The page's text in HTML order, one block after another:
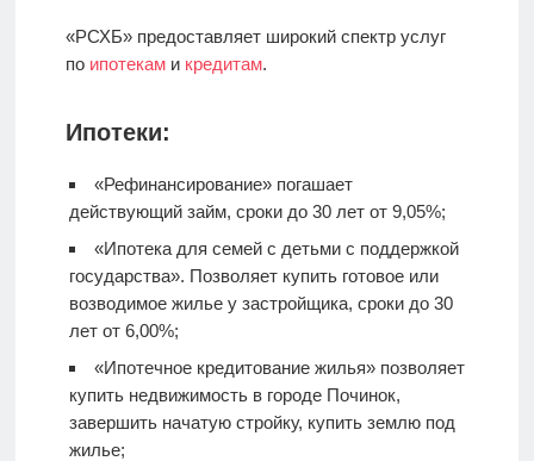
«РСХБ» предоставляет широкий спектр услуг
по ипотеками кредитам.
Ипотеки:
«Рефинансирование» погашает
действующий займ, сроки до 30 лет от 9,05%;
«Ипотека для семей с детьми с поддержкой
государства». Позволяет купить готовое или
возводимое жилье у застройщика, сроки до 30
лет от 6,00%;
«Ипотечное кредитование жилья» позволяет
купить недвижимость в городе Починок,
завершить начатую стройку, купить землю под
жилье;